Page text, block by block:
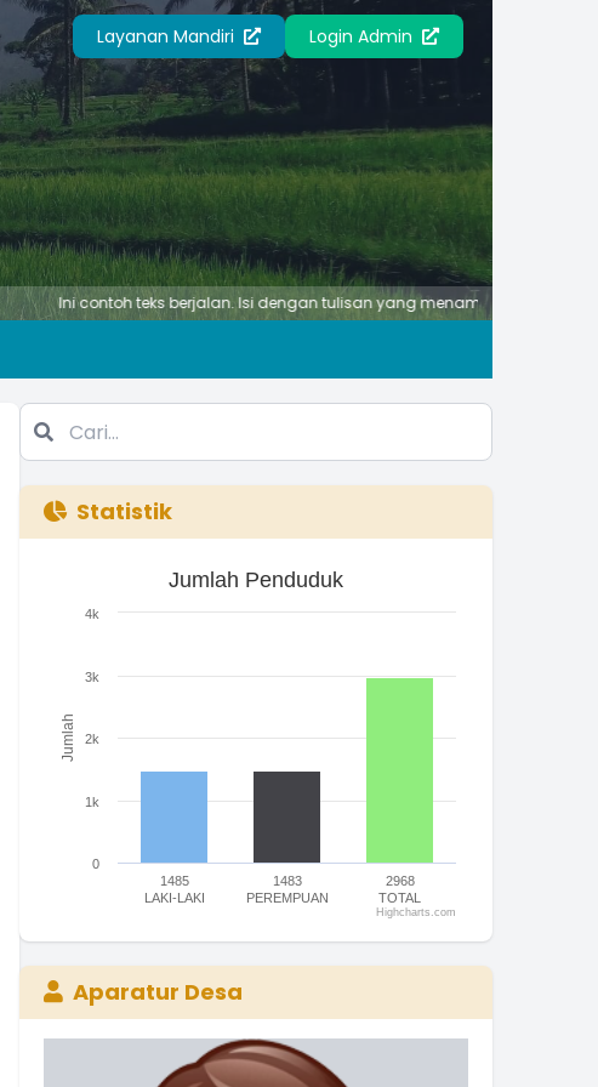
Layanan Mandiri Login Admin
Ini contoh teks berjalan. Isi dengan tulisan yang menampilkan suatu ciri atau
Statistik
Jumlah Penduduk
The chart has 1 X axis displaying categories.
Jumlah
Jumlah Penduduk
1485
LAKI-LAKI
1483
PEREMPUAN
2968
TOTAL
0
1k
2k
3k
4k
Highcharts.com
Aparatur Desa